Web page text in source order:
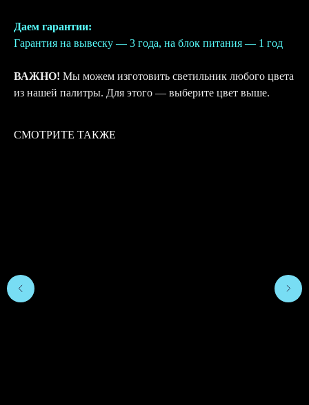
Даем гарантии:
Гарантия на вывеску — 3 года, на блок питания — 1 год
ВАЖНО! Мы можем изготовить светильник любого цвета
из нашей палитры. Для этого — выберите цвет выше.
СМОТРИТЕ ТАКЖЕ